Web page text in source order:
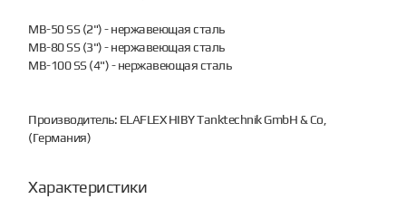
MB-50 SS (2") - нержавеющая сталь
MB-80 SS (3") - нержавеющая сталь
MB-100 SS (4") - нержавеющая сталь
Производитель: ELAFLEX HIBY Tanktechnik GmbH & Co,
(Германия)
Характеристики